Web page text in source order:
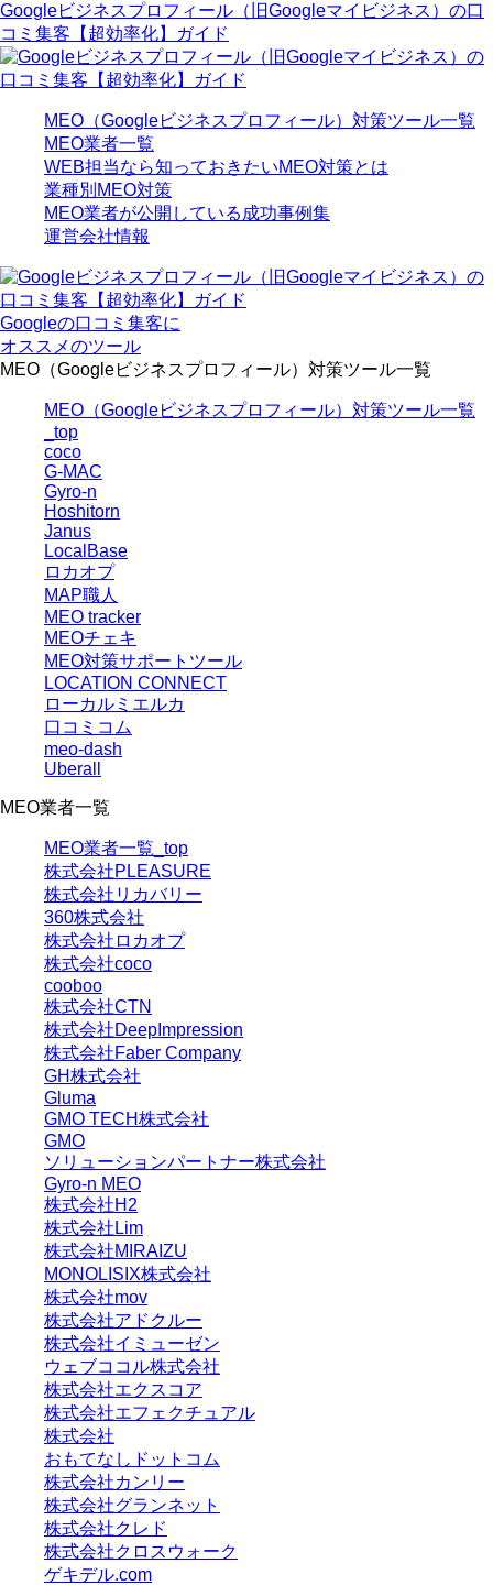
Googleビジネスプロフィール（旧Googleマイビジネス）の口
コミ集客【超効率化】ガイド
MEO（Googleビジネスプロフィール）対策ツール一覧
MEO業者一覧
WEB担当なら知っておきたいMEO対策とは
業種別MEO対策
MEO業者が公開している成功事例集
運営会社情報
Googleの口コミ集客に
オススメのツール
MEO（Googleビジネスプロフィール）対策ツール一覧
MEO（Googleビジネスプロフィール）対策ツール一覧
_top
coco
G-MAC
Gyro-n
Hoshitorn
Janus
LocalBase
ロカオプ
MAP職人
MEO tracker
MEOチェキ
MEO対策サポートツール
LOCATION CONNECT
ローカルミエルカ
口コミコム
meo-dash
Uberall
MEO業者一覧
MEO業者一覧_top
株式会社PLEASURE
株式会社リカバリー
360株式会社
株式会社ロカオプ
株式会社coco
cooboo
株式会社CTN
株式会社DeepImpression
株式会社Faber Company
GH株式会社
Gluma
GMO TECH株式会社
GMO
ソリューションパートナー株式会社
Gyro-n MEO
株式会社H2
株式会社Lim
株式会社MIRAIZU
MONOLISIX株式会社
株式会社mov
株式会社アドクルー
株式会社イミューゼン
ウェブココル株式会社
株式会社エクスコア
株式会社エフェクチュアル
株式会社
おもてなしドットコム
株式会社カンリー
株式会社グランネット
株式会社クレド
株式会社クロスウォーク
ゲキデル.com